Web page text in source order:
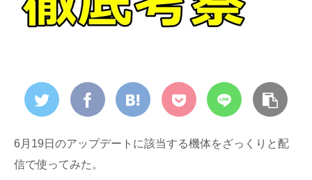
6月19日のアップデートに該当する機体をざっくりと配
信で使ってみた。